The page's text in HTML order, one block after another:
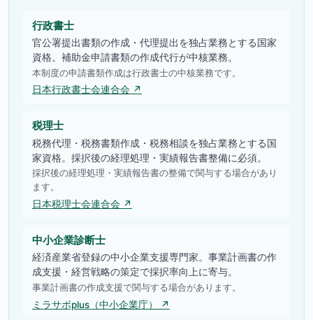
行政書士
官公署提出書類の作成・代理提出を独占業務とする国家
資格。補助金申請書類の作成代行が中核業務。
本制度の申請書類作成は行政書士の中核業務です。
日本行政書士会連合会 ↗
税理士
税務代理・税務書類作成・税務相談を独占業務とする国
家資格。採択後の経理処理・実績報告書整備に必須。
採択後の経理処理・実績報告書の整備で関与する場合があり
ます。
日本税理士会連合会 ↗
中小企業診断士
経済産業省登録の中小企業支援専門家。事業計画書の作
成支援・経営戦略の策定で採択率向上に寄与。
事業計画書の作成支援で関与する場合があります。
ミラサポplus（中小企業庁） ↗